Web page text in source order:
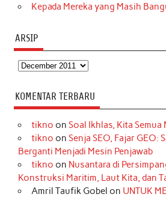
Kepada Mereka yang Masih
ARSIP
Arsip
KOMENTAR TERBARU
tikno on Soal Ikhlas, Kita Semua
tikno on Senja SEO, Fajar GEO:
Berganti Menjadi Mesin Penjawab
tikno on Nusantara di
Konstruksi Maritim, Laut Kita, dan
Amril Taufik Gobel on UNTUK